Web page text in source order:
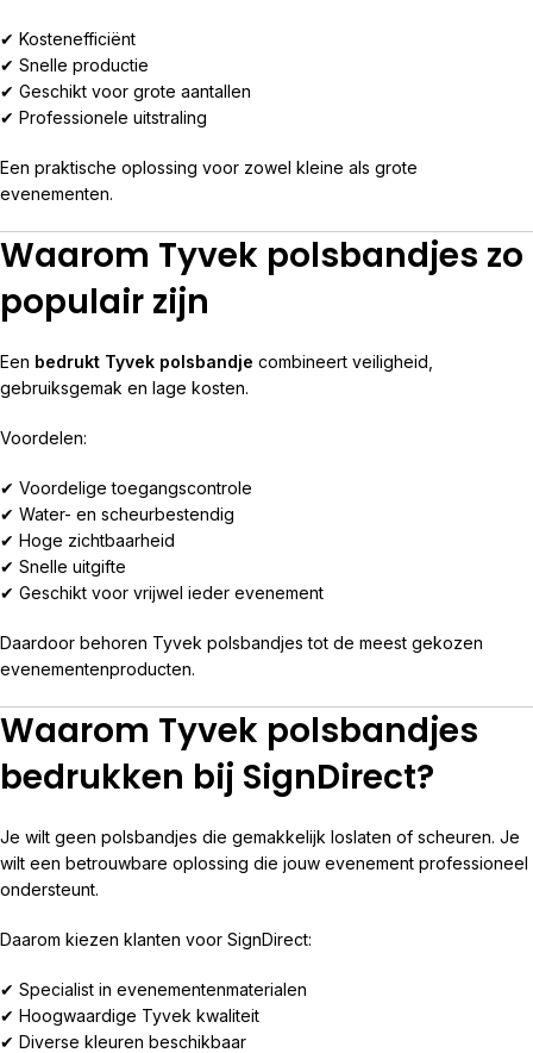
✔ Kostenefficiënt
✔ Snelle productie
✔ Geschikt voor grote aantallen
✔ Professionele uitstraling
Een praktische oplossing voor zowel kleine als grote
evenementen.
Waarom Tyvek polsbandjes zo
populair zijn
Een bedrukt Tyvek polsbandje combineert veiligheid,
gebruiksgemak en lage kosten.
Voordelen:
✔ Voordelige toegangscontrole
✔ Water- en scheurbestendig
✔ Hoge zichtbaarheid
✔ Snelle uitgifte
✔ Geschikt voor vrijwel ieder evenement
Daardoor behoren Tyvek polsbandjes tot de meest gekozen
evenementenproducten.
Waarom Tyvek polsbandjes
bedrukken bij SignDirect?
Je wilt geen polsbandjes die gemakkelijk loslaten of scheuren. Je
wilt een betrouwbare oplossing die jouw evenement professioneel
ondersteunt.
Daarom kiezen klanten voor SignDirect:
✔ Specialist in evenementenmaterialen
✔ Hoogwaardige Tyvek kwaliteit
✔ Diverse kleuren beschikbaar